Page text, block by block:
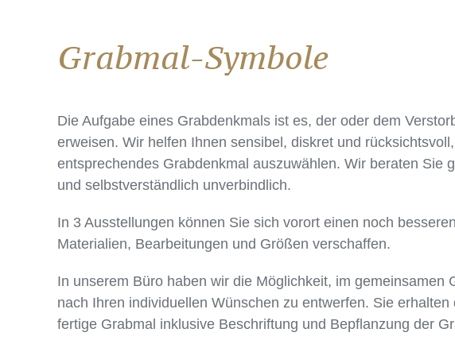
Grabmal-Symbole
Die Aufgabe eines Grabdenkmals ist es, der oder dem
erweisen. Wir helfen Ihnen sensibel, diskret und
entsprechendes Grabdenkmal auszuwählen. Wir beraten Sie
und selbstverständlich unverbindlich.
In 3 Ausstellungen können Sie sich vorort einen noch
Materialien, Bearbeitungen und Größen verschaffen.
In unserem Büro haben wir die Möglichkeit, im gemeinsamen
nach Ihren individuellen Wünschen zu entwerfen. Sie
fertige Grabmal inklusive Beschriftung und Bepflanzung der